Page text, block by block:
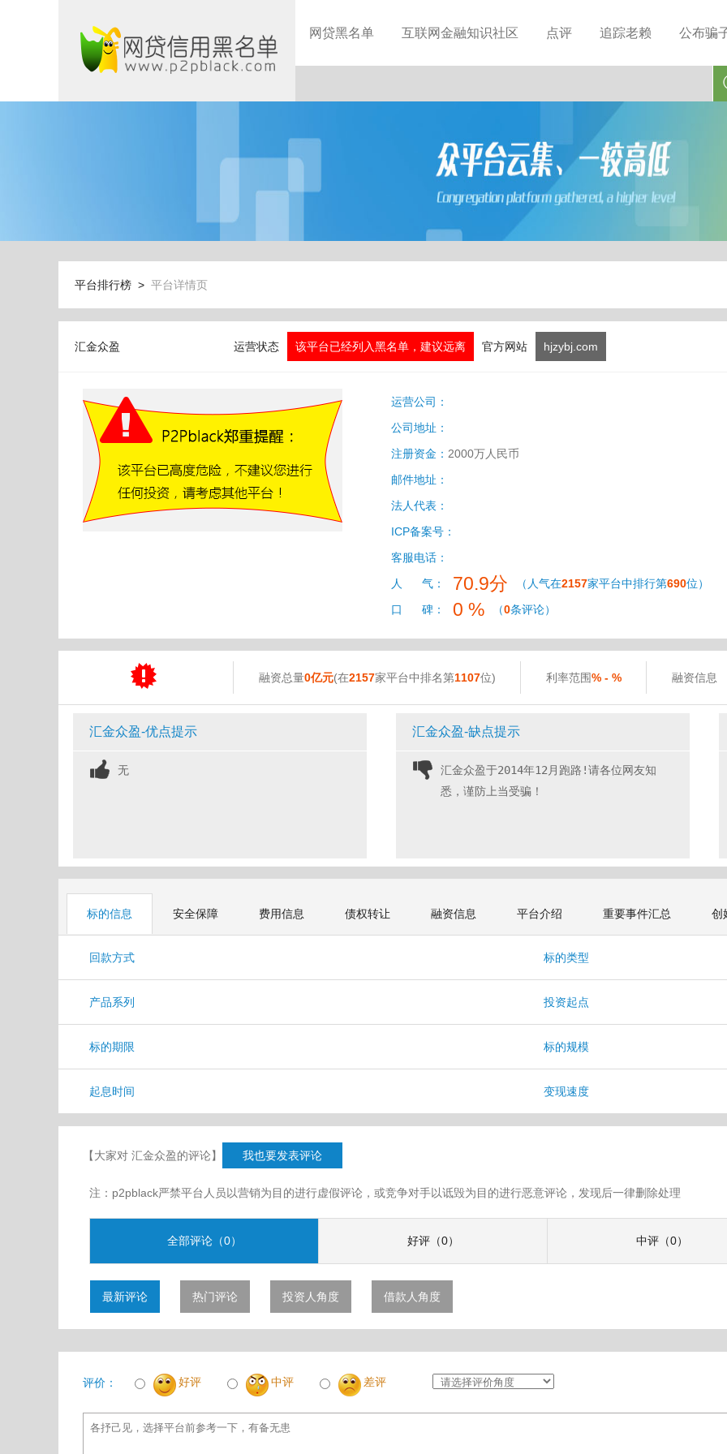
网贷黑名单 互联网金融知识社区 点评 追踪老赖 公布骗
平台排行榜 > 平台详情页
汇金众盈 运营状态 该平台已经列入黑名单，建议远离 官方网站 hjzybj.com
运营公司：
公司地址：
注册资金： 2000万人民币
邮件地址：
法人代表：
ICP备案号：
客服电话：
人 气：
70.9分 （人气在2157家平台中排行第690位）
口 碑：
0 % （0条评论）
融资总量0亿元(在2157家平台中排名第1107位) 利率范围% - % 融资信息
汇金众盈-优点提示
无
汇金众盈-缺点提示
汇金众盈于2014年12月跑路!请各位网友知
悉，谨防上当受骗！
标的信息 安全保障 费用信息 债权转让 融资信息 平台介绍 重要事件汇总 创
回款方式 标的类型
产品系列 投资起点
标的期限 标的规模
起息时间 变现速度
【大家对 汇金众盈的评论】 我也要发表评论
注：p2pblack严禁平台人员以营销为目的进行虚假评论，或竞争对手以诋毁为目的进行恶意评论，发现后一律删除处理
全部评论（0） 好评（0） 中评（0）
最新评论 热门评论 投资人角度 借款人角度
评价： 好评 中评 差评